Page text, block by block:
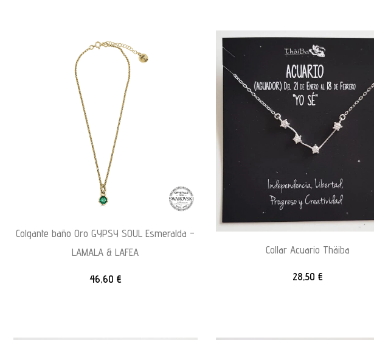
Colgante baño Oro GYPSY SOUL Esmeralda –
LAMALA & LAFEA
46,60 €
Collar Acuario Thäiba
28,50 €